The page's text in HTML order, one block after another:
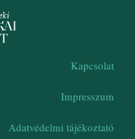
Kapcsolat
Impresszum
Adatvédelmi tájékoztató